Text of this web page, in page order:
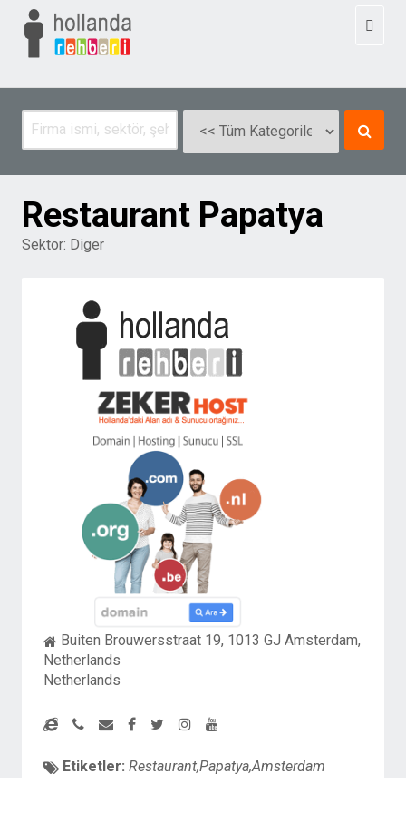
Restaurant Papatya
Sektor: Diger
Buiten Brouwersstraat 19, 1013 GJ Amsterdam,
Netherlands
Netherlands
Etiketler: Restaurant,Papatya,Amsterdam